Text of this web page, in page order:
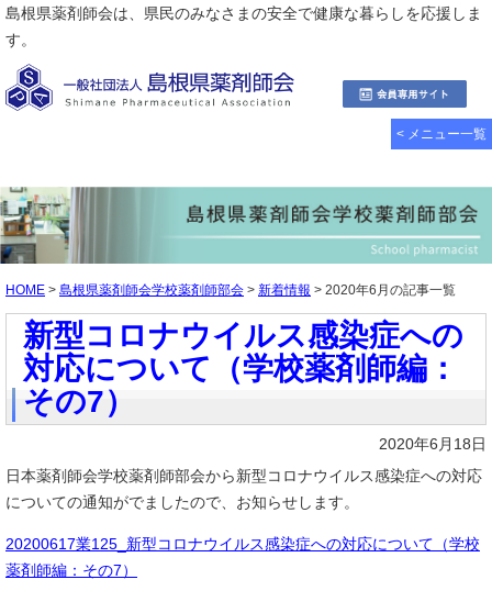
島根県薬剤師会は、県民のみなさまの安全で健康な暮らしを応援しま
す。
< メニュー一覧
HOME > 島根県薬剤師会学校薬剤師部会 > 新着情報 > 2020年6月の記事一覧
新型コロナウイルス感染症への
対応について（学校薬剤師編：
その7）
2020年6月18日
日本薬剤師会学校薬剤師部会から新型コロナウイルス感染症への対応
についての通知がでましたので、お知らせします。
20200617業125_新型コロナウイルス感染症への対応について（学校
薬剤師編：その7）